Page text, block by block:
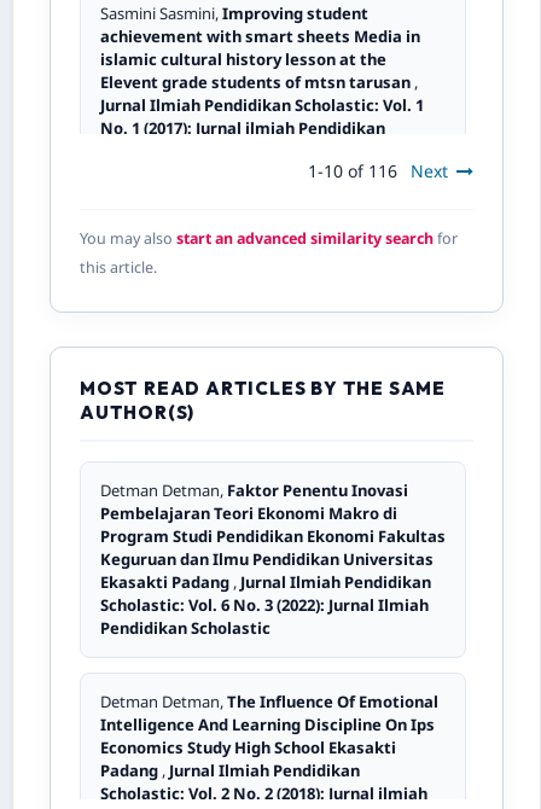
Sasmini Sasmini,Improving student
achievement with smart sheets Media in
islamic cultural history lesson at the
Elevent grade students of mtsn tarusan ,
Jurnal Ilmiah Pendidikan Scholastic: Vol. 1
No. 1 (2017): Jurnal ilmiah Pendidikan
Media Pembelajaran Video Tentang
Pelaksanaan Shalat Untuk Siswa Kelas IV di
Kabupaten Pesisir Selatan Tahun Pelajaran
Pendidikan Scholastic
Khurnia Budi Utami,Pengembangan Modul
dengan Perpaduan Mind Mapping dalam
Pembelajaran Matematika Untuk
Mengetahui Aktivitas dan Hasil Belajar
Siswa Kelas VII SMP Pertiwi I Padang
Jurnal
Ilmiah Pendidikan Scholastic: Vol. 5 No. 3
(2021): Jurnal Ilmiah Pendidikan Scholastic
Resna Murni,Meningkatkan Kompetensi
Pedagogik Guru Non Akademik dalam
Penyusunan Rencana Pelaksanaan
Pembelajaran Melalui Supervisi Akademik
Kepala Madrasah di Madrasah Ibtidaiyah
Negeri (MIN) 3 Pesisir Selatan
Jurnal Ilmiah
1-10 of 116 Next
You may also start an advanced similarity searchfor
this article.
MOST READ ARTICLES BY THE SAME
AUTHOR(S)
Detman Detman, Faktor Penentu Inovasi
Pembelajaran Teori Ekonomi Makro di
Program Studi Pendidikan Ekonomi Fakultas
Keguruan dan Ilmu Pendidikan Universitas
Ekasakti Padang , Jurnal Ilmiah Pendidikan
Scholastic: Vol. 6 No. 3 (2022): Jurnal Ilmiah
Pendidikan Scholastic
Detman Detman,The Influence Of Emotional
Intelligence And Learning Discipline On Ips
Economics Study High School Ekasakti
Padang , Jurnal Ilmiah Pendidikan
Scholastic: Vol. 2 No. 2 (2018): Jurnal ilmiah